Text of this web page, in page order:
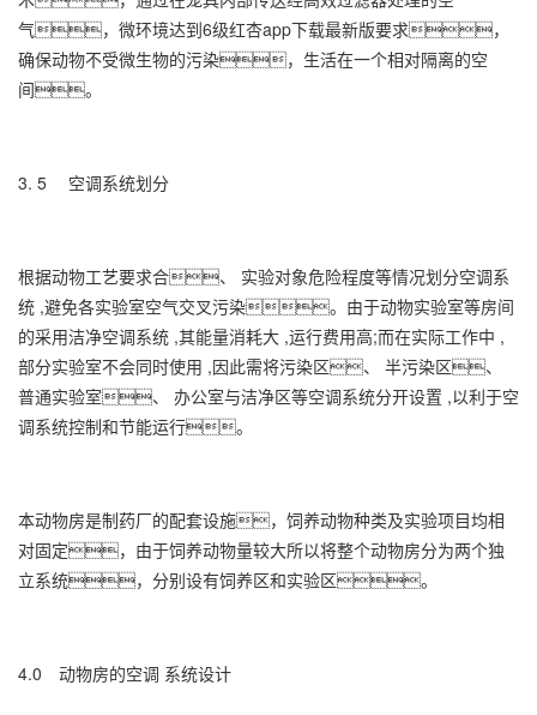
气，微环境达到6级红杏app下载最新版要求，
确保动物不受微生物的污染，生活在一个相对隔离的空
间。
3. 5 空调系统划分
根据动物工艺要求合、 实验对象危险程度等情况划分空调系
统 ,避免各实验室空气交叉污染。由于动物实验室等房间
的采用洁净空调系统 ,其能量消耗大 ,运行费用高;而在实际工作中 ,
部分实验室不会同时使用 ,因此需将污染区、 半污染区、
普通实验室、 办公室与洁净区等空调系统分开设置 ,以利于空
调系统控制和节能运行。
本动物房是制药厂的配套设施，饲养动物种类及实验项目均相
对固定，由于饲养动物量较大所以将整个动物房分为两个独
立系统，分别设有饲养区和实验区。
4.0 动物房的空调 系统设计